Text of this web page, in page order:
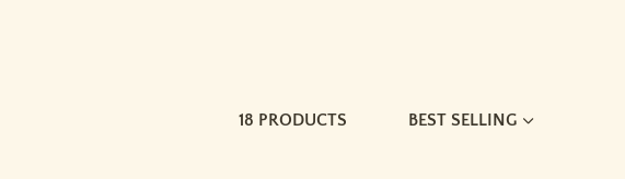
18 PRODUCTS BEST SELLING